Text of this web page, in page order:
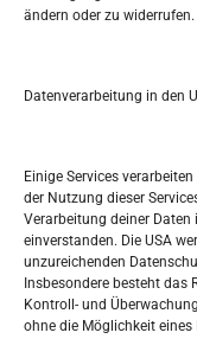
ändern oder zu widerrufen.
Datenverarbeitung in den
Einige Services
der Nutzung dieser
Verarbeitung deiner Daten
einverstanden. Die USA
unzureichenden
Insbesondere besteht das
Kontroll- und
ohne die Möglichkeit eines
a
h
M D
3 4 5
10 11